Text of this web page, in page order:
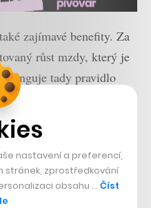
zajímavé benefity. Za
růst mzdy, který je
tady pravidlo
je i systém
vzdělávání.
života. Pracujte s
nastavení a preferencí,
stránek, zprostředkování
obsahu … Číst